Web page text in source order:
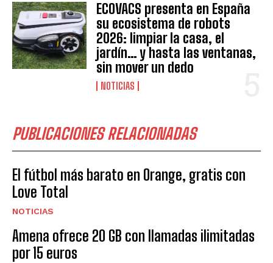
ECOVACS presenta en España
su ecosistema de robots
2026: limpiar la casa, el
jardín… y hasta las ventanas,
sin mover un dedo
NOTICIAS
PUBLICACIONES RELACIONADAS
El fútbol más barato en Orange, gratis con
Love Total
NOTICIAS
Amena ofrece 20 GB con llamadas ilimitadas
por 15 euros